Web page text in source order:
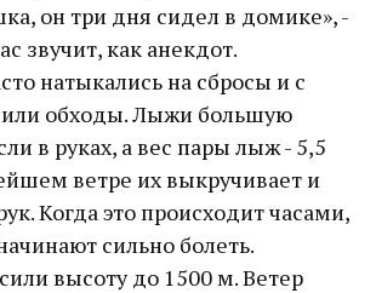
он три дня сидел в домике», -
звучит, как анекдот.
натыкались на сбросы и с
обходы. Лыжи большую
в руках, а вес пары лыж - 5,5
ветре их выкручивает и
Когда это происходит часами,
сильно болеть.
высоту до 1500 м. Ветер